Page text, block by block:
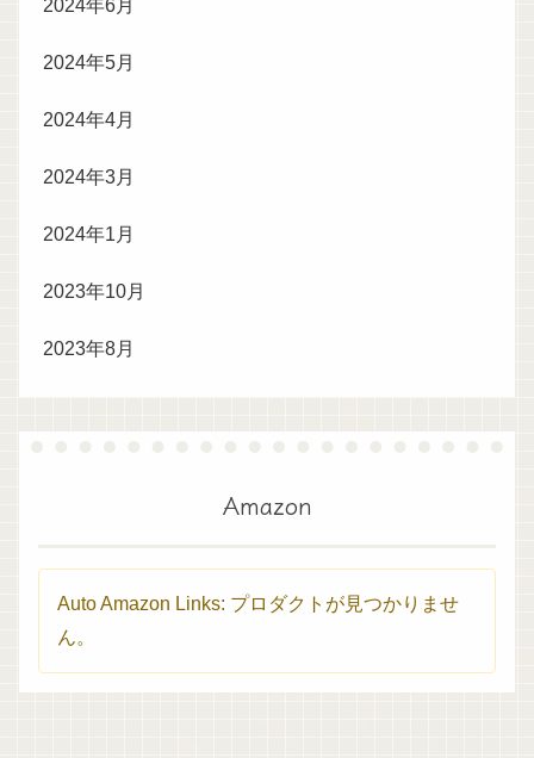
2024年6月
2024年5月
2024年4月
2024年3月
2024年1月
2023年10月
2023年8月
Amazon
Auto Amazon Links: プロダクトが見つかりませ
ん。